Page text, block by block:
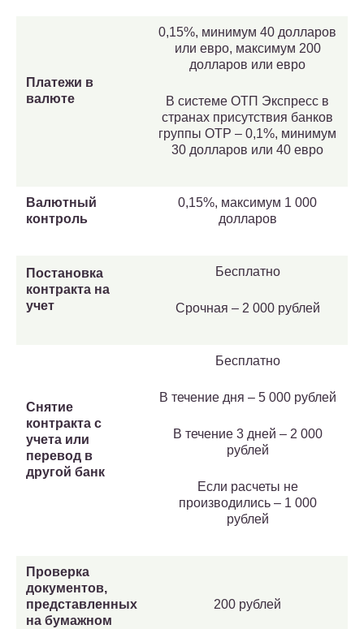
Платежи в
валюте
0,15%, минимум 40 долларов
или евро, максимум 200
долларов или евро
В системе ОТП Экспресс в
странах присутствия банков
группы OTP – 0,1%, минимум
30 долларов или 40 евро
Валютный
контроль
0,15%, максимум 1 000
долларов
Постановка
контракта на
учет
Бесплатно
Срочная – 2 000 рублей
Снятие
контракта с
учета или
перевод в
другой банк
Бесплатно
В течение дня – 5 000 рублей
В течение 3 дней – 2 000
рублей
Если расчеты не
производились – 1 000
рублей
Проверка
документов,
представленных
на бумажном
200 рублей